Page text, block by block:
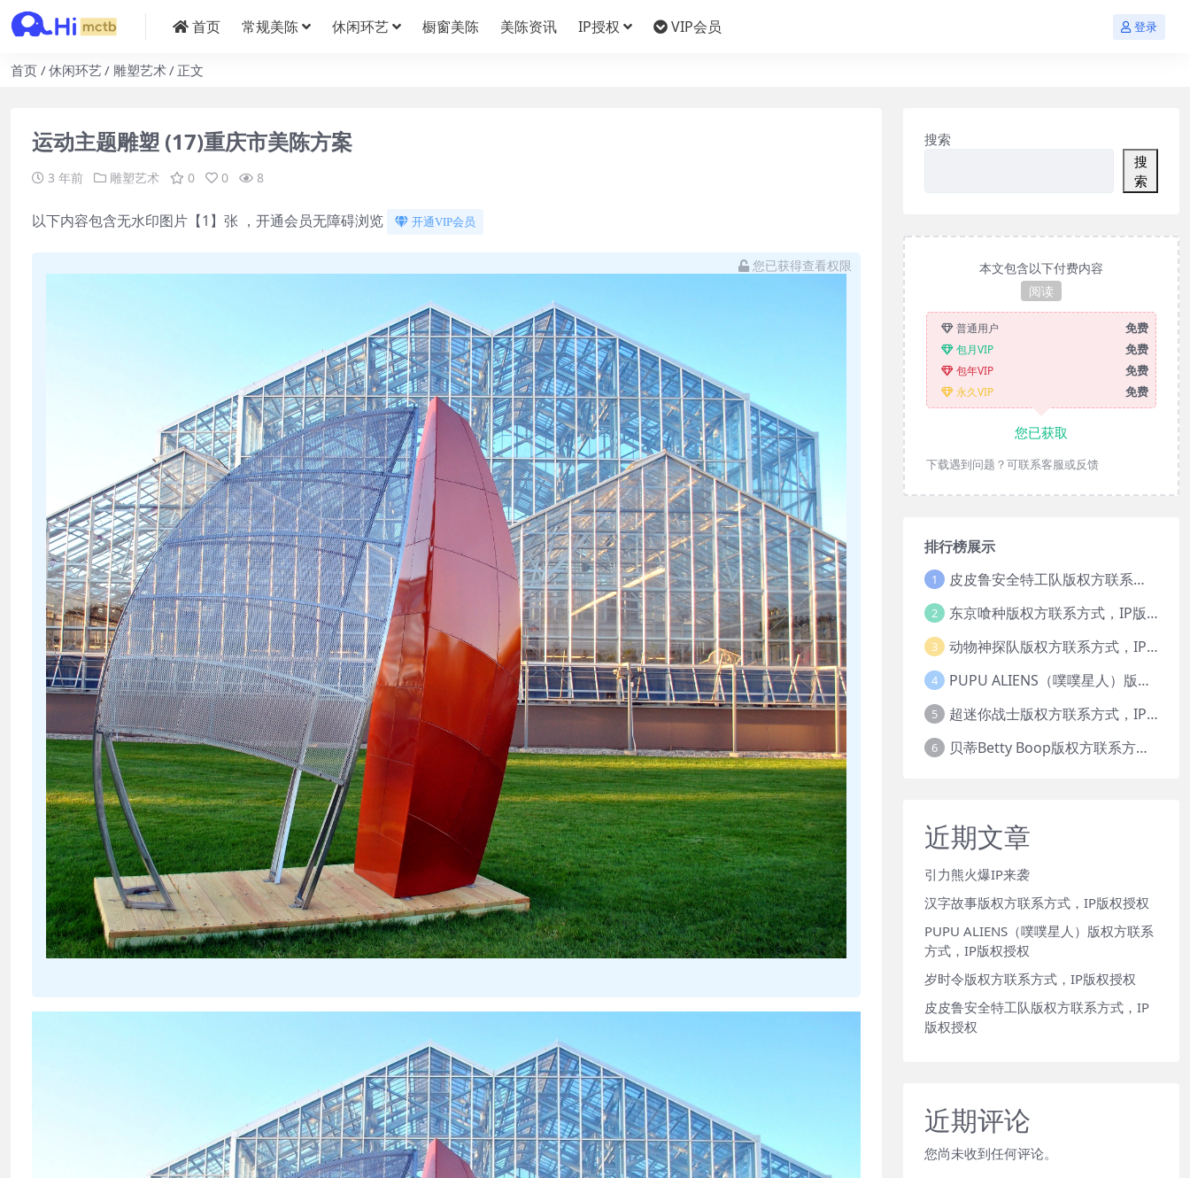
首页 常规美陈 休闲环艺 橱窗美陈 美陈资讯 IP授权 VIP会员 登录
首页 休闲环艺 雕塑艺术 正文
运动主题雕塑 (17)重庆市美陈方案
3 年前 雕塑艺术 0 0 8
以下内容包含无水印图片【1】张 ，开通会员无障碍浏览 开通VIP会员
您已获得查看权限
搜索
搜
索
本文包含以下付费内容
阅读
普通用户 免费
包月VIP 免费
包年VIP 免费
永久VIP 免费
您已获取
下载遇到问题？可联系客服或反馈
排行榜展示
1 皮皮鲁安全特工队版权方联系方式，IP版权授权
2 东京喰种版权方联系方式，IP版权授权
3 动物神探队版权方联系方式，IP版权授权
4 PUPU ALIENS（噗噗星人）版权方联系方式，IP版权授权
5 超迷你战士版权方联系方式，IP版权授权
6 贝蒂Betty Boop版权方联系方式，IP版权授权
近期文章
引力熊火爆IP来袭
汉字故事版权方联系方式，IP版权授权
PUPU ALIENS（噗噗星人）版权方联系
方式，IP版权授权
岁时令版权方联系方式，IP版权授权
皮皮鲁安全特工队版权方联系方式，IP
版权授权
近期评论
您尚未收到任何评论。